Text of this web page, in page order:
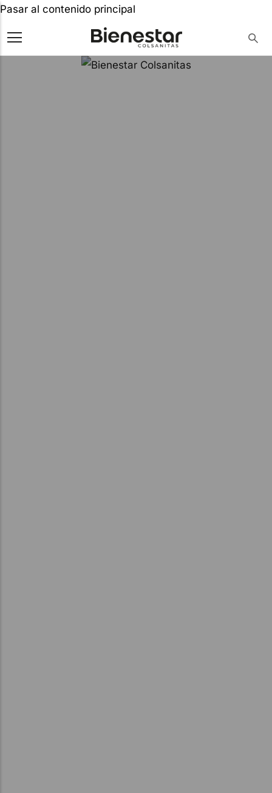
Pasar al contenido principal